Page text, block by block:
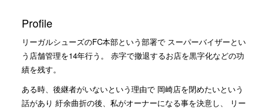
Profile
リーガルシューズのFC本部という部署で スーパーバイザーとい
う店舗管理を14年行う。 赤字で撤退するお店を黒字化などの功
績を残す。
ある時、後継者がいないという理由で 岡崎店を閉めたいという
話があり 紆余曲折の後、私がオーナーになる事を決意し、 リー